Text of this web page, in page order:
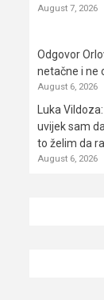
August 7, 2026
Odgovor
netačne i ne
August 6, 2026
Luka
uvijek sam
to želim da
August 6, 2026